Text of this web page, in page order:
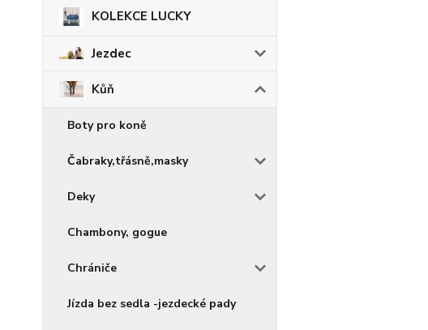
KOLEKCE LUCKY
Jezdec
Kůň
Boty pro koně
Čabraky,třásně,masky
Deky
Chambony, gogue
Chrániče
Jízda bez sedla -jezdecké pady